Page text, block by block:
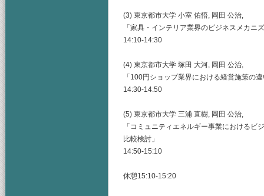
(3) 東京都市大学 小室 佑悟, 岡田 公治,
「家具・インテリア業界のビジネスメカ
14:10-14:30
(4) 東京都市大学 塚田 大河, 岡田 公治,
「100円ショップ業界における経営施策の
14:30-14:50
(5) 東京都市大学 三浦 直樹, 岡田 公治,
「コミュニティエネルギー事業における
比較検討」
14:50-15:10
休憩15:10-15:20